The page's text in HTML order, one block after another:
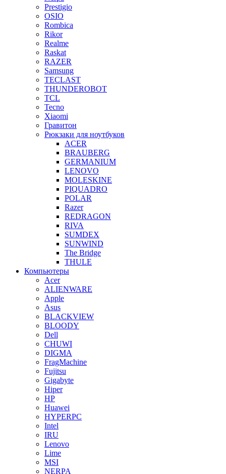
Prestigio
OSIO
Rombica
Rikor
Realme
Raskat
RAZER
Samsung
TECLAST
THUNDEROBOT
TCL
Tecno
Xiaomi
Гравитон
Рюкзаки для ноутбуков
ACER
BRAUBERG
GERMANIUM
LENOVO
MOLESKINE
PIQUADRO
POLAR
Razer
REDRAGON
RIVA
SUMDEX
SUNWIND
The Bridge
THULE
Компьютеры
Acer
ALIENWARE
Apple
Asus
BLACKVIEW
BLOODY
Dell
CHUWI
DIGMA
FragMachine
Fujitsu
Gigabyte
Hiper
HP
Huawei
HYPERPC
Intel
IRU
Lenovo
Lime
MSI
NERPA